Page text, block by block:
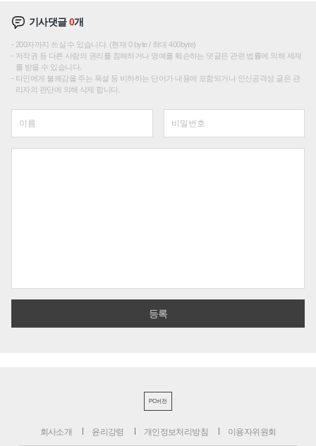
기사댓글0개
200자까지 쓰실 수 있습니다. (현재 0 byte / 최대 400byte)
저작권 등 다른 사람의 권리를 침해하거나 명예를 훼손하는 댓글은 관련 법률에 의해 제재
를 받을 수 있습니다.
타인에게 불쾌감을 주는 욕설 등 비하하는 단어가 내용에 포함되거나 인신공격성 글은 관
리자의 판단에 의해 삭제 합니다.
PC버전
회사소개 윤리강령 개인정보처리방침 이용자위원회